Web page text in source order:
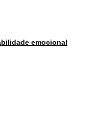
emocional